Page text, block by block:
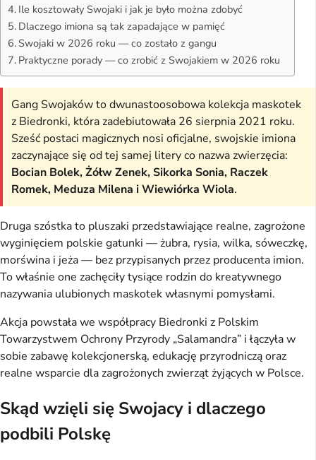
Ile kosztowały Swojaki i jak je było można zdobyć
Dlaczego imiona są tak zapadające w pamięć
Swojaki w 2026 roku — co zostało z gangu
Praktyczne porady — co zrobić z Swojakiem w 2026 roku
Gang Swojaków to dwunastoosobowa kolekcja maskotek
z Biedronki, która zadebiutowała 26 sierpnia 2021 roku.
Sześć postaci magicznych nosi oficjalne, swojskie imiona
zaczynające się od tej samej litery co nazwa zwierzęcia:
Bocian Bolek, Żółw Zenek, Sikorka Sonia, Raczek
Romek, Meduza Milena i Wiewiórka Wiola.
Druga szóstka to pluszaki przedstawiające realne, zagrożone
wyginięciem polskie gatunki — żubra, rysia, wilka, sóweczkę,
morświna i jeża — bez przypisanych przez producenta imion.
To właśnie one zachęciły tysiące rodzin do kreatywnego
nazywania ulubionych maskotek własnymi pomysłami.
Akcja powstała we współpracy Biedronki z Polskim
Towarzystwem Ochrony Przyrody „Salamandra” i łączyła w
sobie zabawę kolekcjonerską, edukację przyrodniczą oraz
realne wsparcie dla zagrożonych zwierząt żyjących w Polsce.
Skąd wzięli się Swojacy i dlaczego
podbili Polskę